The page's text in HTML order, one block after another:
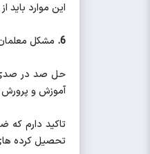
این موارد باید
6. مشکل
حل صد در صدی
آموزش و پرورش
تاکید دارم که
تحصیل کرده